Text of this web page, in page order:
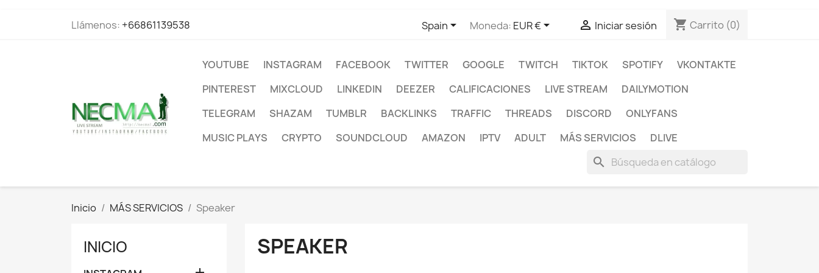
Llámenos: +66861139538 Spain Moneda: EUR €  Iniciar sesión shopping_cart Carrito (0)
YOUTUBE INSTAGRAM FACEBOOK TWITTER GOOGLE TWITCH TIKTOK SPOTIFY
VKONTAKTE
PINTEREST
MIXCLOUD LINKEDIN DEEZER CALIFICACIONES LIVE STREAM
DAILYMOTION
TELEGRAM
SHAZAM TUMBLR BACKLINKS TRAFFIC THREADS DISCORD
ONLYFANS
MUSIC PLAYS
CRYPTO SOUNDCLOUD AMAZON IPTV ADULT MÁS SERVICIOS DLIVE
search
Inicio MÁS SERVICIOS Speaker
INICIO SPEAKER